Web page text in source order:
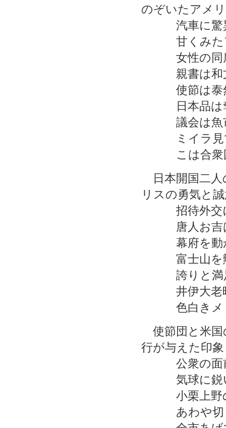
のぞいたアメ
汽車に驚
甘くみた
女性の同席
親書は和
使節は泰
日本品は
議会は魚
ミイラ見て
こは合衆
日本開国二人
リスの勇気と
招待外交に
唐人お吉
幕府を動
富士山を勲
誇りと満
井伊大老暗
色白きメリ
使節団と米国
行が与えた印象
公衆の面
気球に鋭
小栗上野
あわや切